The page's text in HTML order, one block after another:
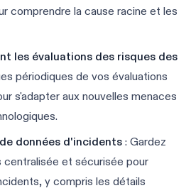
comprendre la cause racine et les
les évaluations des risques des
périodiques de vos évaluations
s'adapter aux nouvelles menaces
données d'incidents : Gardez
centralisée et sécurisée pour
y compris les détails